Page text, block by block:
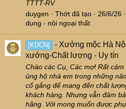
TTTT-RV
duygen
Thớt đã tạo 26/6/26
dụng - nội ngoại thất
[KDCN]
- Xưởng mộc Hà
xưởng-Chất lượng - Uy tín
Chào các Cụ, Các mợ! Rất
ủng hộ nhà em trong những
cố gắng để mang đến chất
khách hàng. Nhưng vẫn đảm
hãng. Với mong muốn được